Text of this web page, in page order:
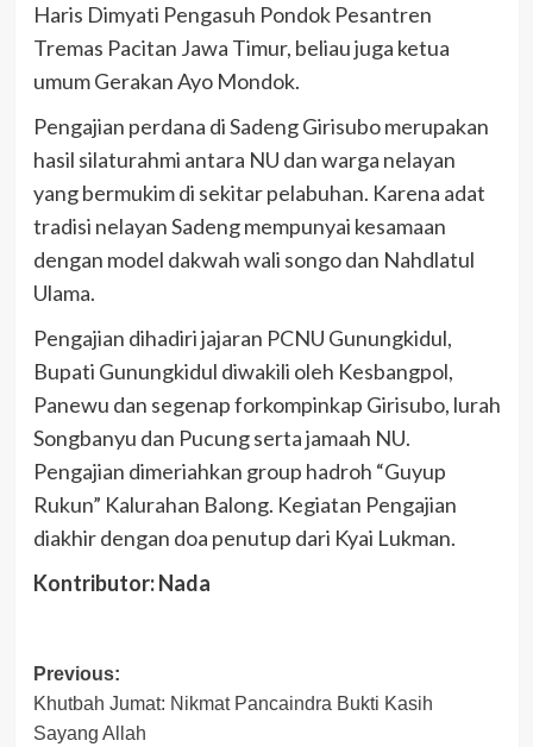
Haris Dimyati Pengasuh Pondok Pesantren
Tremas Pacitan Jawa Timur, beliau juga ketua
umum Gerakan Ayo Mondok.
Pengajian perdana di Sadeng Girisubo merupakan
hasil silaturahmi antara NU dan warga nelayan
yang bermukim di sekitar pelabuhan. Karena adat
tradisi nelayan Sadeng mempunyai kesamaan
dengan model dakwah wali songo dan Nahdlatul
Ulama.
Pengajian dihadiri jajaran PCNU Gunungkidul,
Bupati Gunungkidul diwakili oleh Kesbangpol,
Panewu dan segenap forkompinkap Girisubo, lurah
Songbanyu dan Pucung serta jamaah NU.
Pengajian dimeriahkan group hadroh “Guyup
Rukun” Kalurahan Balong. Kegiatan Pengajian
diakhir dengan doa penutup dari Kyai Lukman.
Kontributor: Nada
Post
navigation
Previous:
Khutbah Jumat: Nikmat Pancaindra Bukti Kasih
Sayang Allah